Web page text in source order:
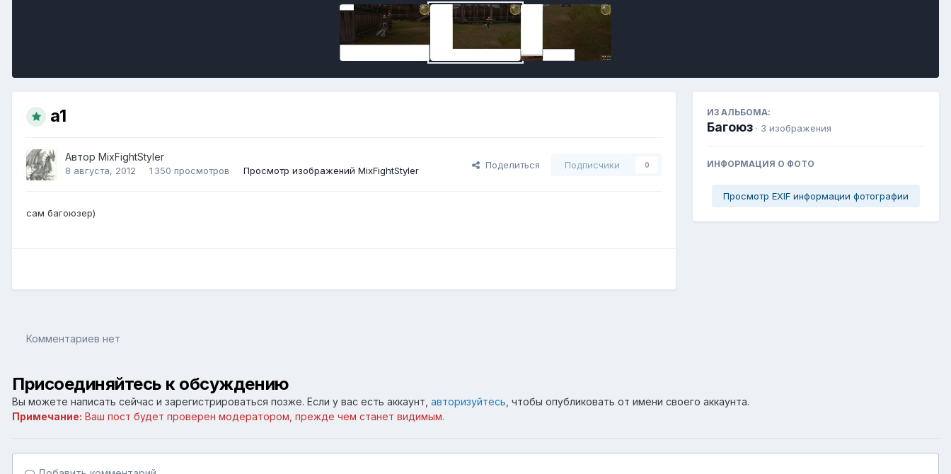
а1
Автор MixFightStyler
8 августа, 2012 1 350 просмотров Просмотр изображений MixFightStyler
Поделиться Подписчики 0
сам багоюзер)
ИЗ АЛЬБОМА:
Багоюз · 3 изображения
ИНФОРМАЦИЯ О ФОТО
Просмотр EXIF информации фотографии
Комментариев нет
Присоединяйтесь к обсуждению
Вы можете написать сейчас и зарегистрироваться позже. Если у вас есть аккаунт, авторизуйтесь , чтобы опубликовать от имени своего аккаунта.
Примечание: Ваш пост будет проверен модератором, прежде чем станет видимым.